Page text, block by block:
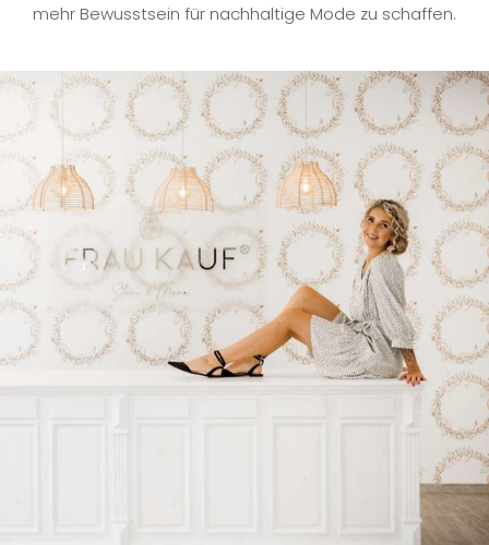
mehr Bewusstsein für nachhaltige Mode zu schaffen.